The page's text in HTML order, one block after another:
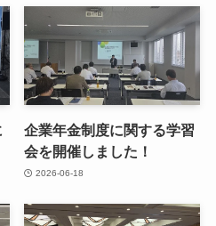
企業年金制度に関する学習
会を開催しました！
2026-06-18